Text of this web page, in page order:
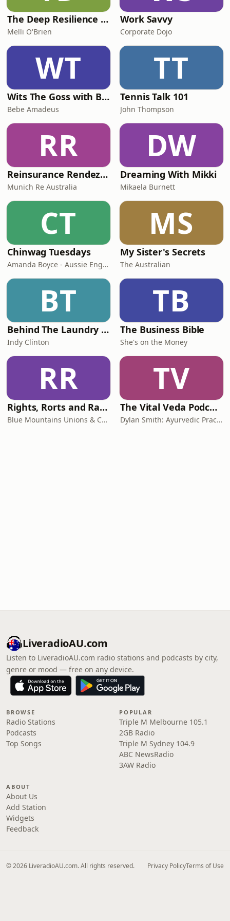
The Deep Resilience Podcast
Melli O'Brien
Work Savvy
Corporate Dojo
WT
Wits The Goss with Bebe & Oceanlea Amadeus
Bebe Amadeus
TT
Tennis Talk 101
John Thompson
RR
Reinsurance Rendezvous
Munich Re Australia
DW
Dreaming With Mikki
Mikaela Burnett
CT
Chinwag Tuesdays
Amanda Boyce - Aussie English with Amanda
MS
My Sister's Secrets
The Australian
BT
Behind The Laundry Door
Indy Clinton
TB
The Business Bible
She's on the Money
RR
Rights, Rorts and Rants
Blue Mountains Unions & Community
TV
The Vital Veda Podcast: Ayurveda | Vedic Wisdom | Holistic Health & Natural Healing
Dylan Smith: Ayurvedic Practitioner, Holistic Health Educator, Conscious Entrepreneur
LiveradioAU.com
Listen to LiveradioAU.com radio stations and podcasts by city,
genre or mood — free on any device.
BROWSE
Radio Stations
Podcasts
Top Songs
POPULAR
Triple M Melbourne 105.1
2GB Radio
Triple M Sydney 104.9
ABC NewsRadio
3AW Radio
ABOUT
About Us
Add Station
Widgets
Feedback
© 2026 LiveradioAU.com. All rights reserved. Privacy PolicyTerms of Use